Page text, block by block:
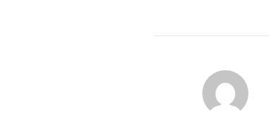
AUTOR ARTICOL